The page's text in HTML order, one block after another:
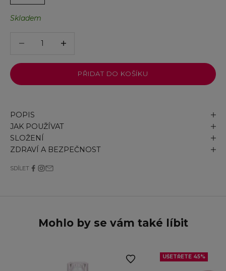
Skladem
PŘIDAT DO KOŠÍKU
POPIS
JAK POUŽÍVAT
SLOŽENÍ
ZDRAVÍ A BEZPEČNOST
SDÍLET
Mohlo by se vám také líbit
UŠETŘETE 45%